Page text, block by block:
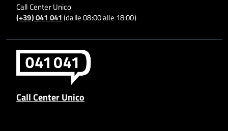
Call Center Unico
(+39) 041 041(dalle 08:00 alle 18:00)
Call Center Unico